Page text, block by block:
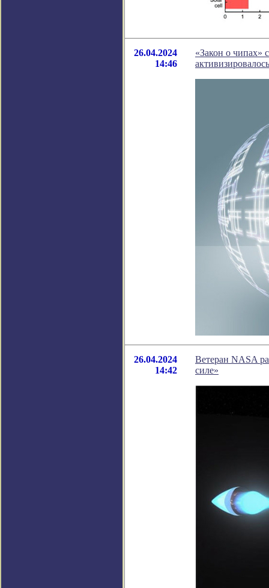
26.04.2024
14:46
«Закон о чипах»
26.04.2024
14:42
Ветеран NASA
силе»